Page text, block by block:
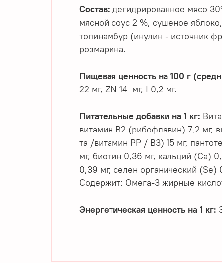
Состав: дегидрированное мясо
мясной соус 2 %, сушеное
топинамбур (инулин - источник
розмарина.
Пищевая ценность на 100 г
22 мг, ZN 14 мг, I 0,2 мг.
Питательные добавки на 1 кг:
витамин B2 (рибофлавин) 7,2 мг,
та /витамин РР / В3) 15 мг,
мг, биотин 0,36 мг, кальций (Са)
0,39 мг, селен органический (Se)
Содержит: Омега-3 жирные
Энергетическая ценность на 1 кг: